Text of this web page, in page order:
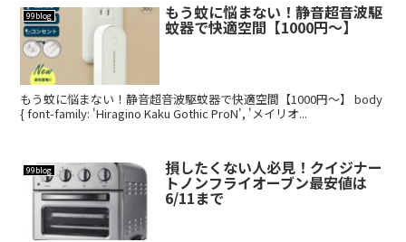
99blog もう蚊に悩まない！静音超音波駆
蚊器で快適空間【1000円～】
もう蚊に悩まない！静音超音波駆蚊器で快適空間【1000円～】 body
{ font-family: 'Hiragino Kaku Gothic ProN', 'メイリオ...
99blog 損したくない人必見！クイジナー
トノンフライオーブン最安値は
6/11まで